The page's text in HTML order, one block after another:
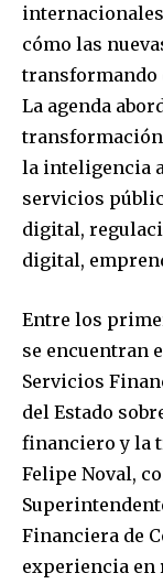
cómo las
transformando
La agenda
la inteligencia
servicios
digital,
digital,
Entre los
se encuentran
Servicios
del Estado
financiero y la
Felipe Noval,
Financiera de
experiencia